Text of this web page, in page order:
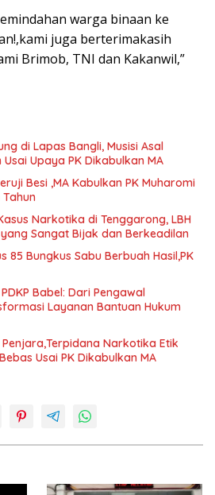
warga binaan ke
juga berterimakasih
Brimob, TNI dan Kakanwil,”
di Lapas Bangli, Musisi Asal
Upaya PK Dikabulkan MA
Besi ,MA Kabulkan PK Muharomi
Narkotika di Tenggarong, LBH
Sangat Bijak dan Berkeadilan
85 Bungkus Sabu Berbuah Hasil,PK
Babel: Dari Pengawal
Layanan Bantuan Hukum
Narkotika Etik
Usai PK Dikabulkan MA